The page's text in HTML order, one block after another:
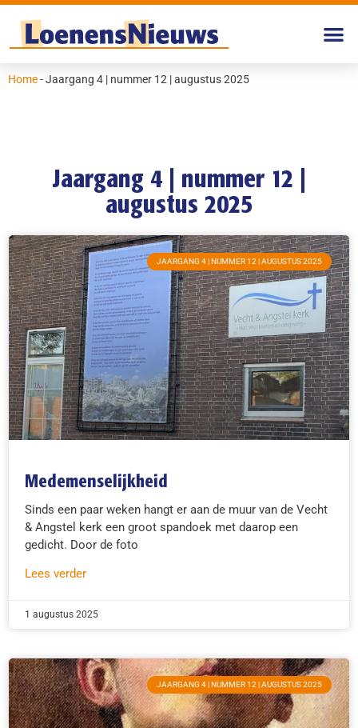
Home-Jaargang 4 | nummer 12 | augustus 2025
Jaargang 4 | nummer 12 |
augustus 2025
JAARGANG 4 | NUMMER 12 | AUGUSTUS 2025
Medemenselijkheid
Sinds een paar weken hangt er aan de muur van de Vecht
& Angstel kerk een groot spandoek met daarop een
gedicht. Door de foto
Lees verder
1 augustus 2025
JAARGANG 4 | NUMMER 12 | AUGUSTUS 2025